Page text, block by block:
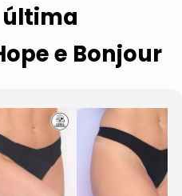
última
e Bonjour